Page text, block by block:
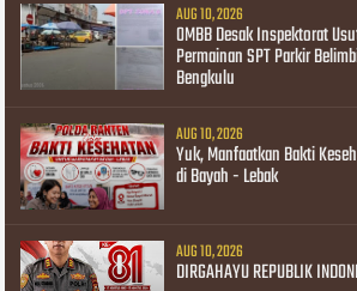
AUG 10, 2026
OMBB Desak Inspektorat
Permainan SPT Parkir
Bengkulu
AUG 10, 2026
Yuk, Manfaatkan Bakti
di Bayah - Lebak
AUG 10, 2026
DIRGAHAYU REPUBLIK